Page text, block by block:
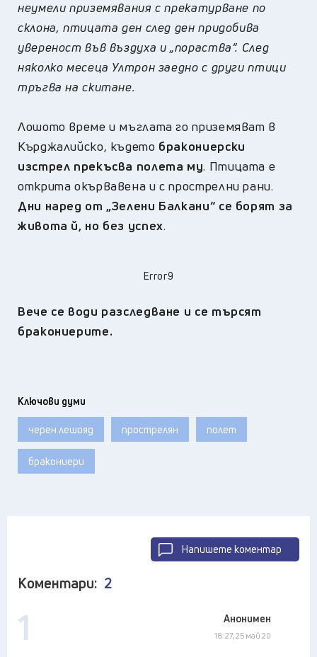
неумели приземявания с прекатурване по
склона, птицата ден след ден придобива
увереност във въздуха и „пораства“. След
няколко месеца Ултрон заедно с други птици
тръгва на скитане.
Лошото време и мъглата го приземяват в
Кърджалийско, където бракониерски
изстрел прекъсва полета му. Птицата е
открита окървавена ис прострелни рани.
Дни наред от „Зелени Балкани“ се борят за
живота й, но без успех.
Error9
Вече се води разследване и се търсят
бракониерите.
Ключови думи
черен лешояд прострелян полет
бракониери
Напишете коментар
Коментари: 2
1 Анонимен
18:27, 25 май 20